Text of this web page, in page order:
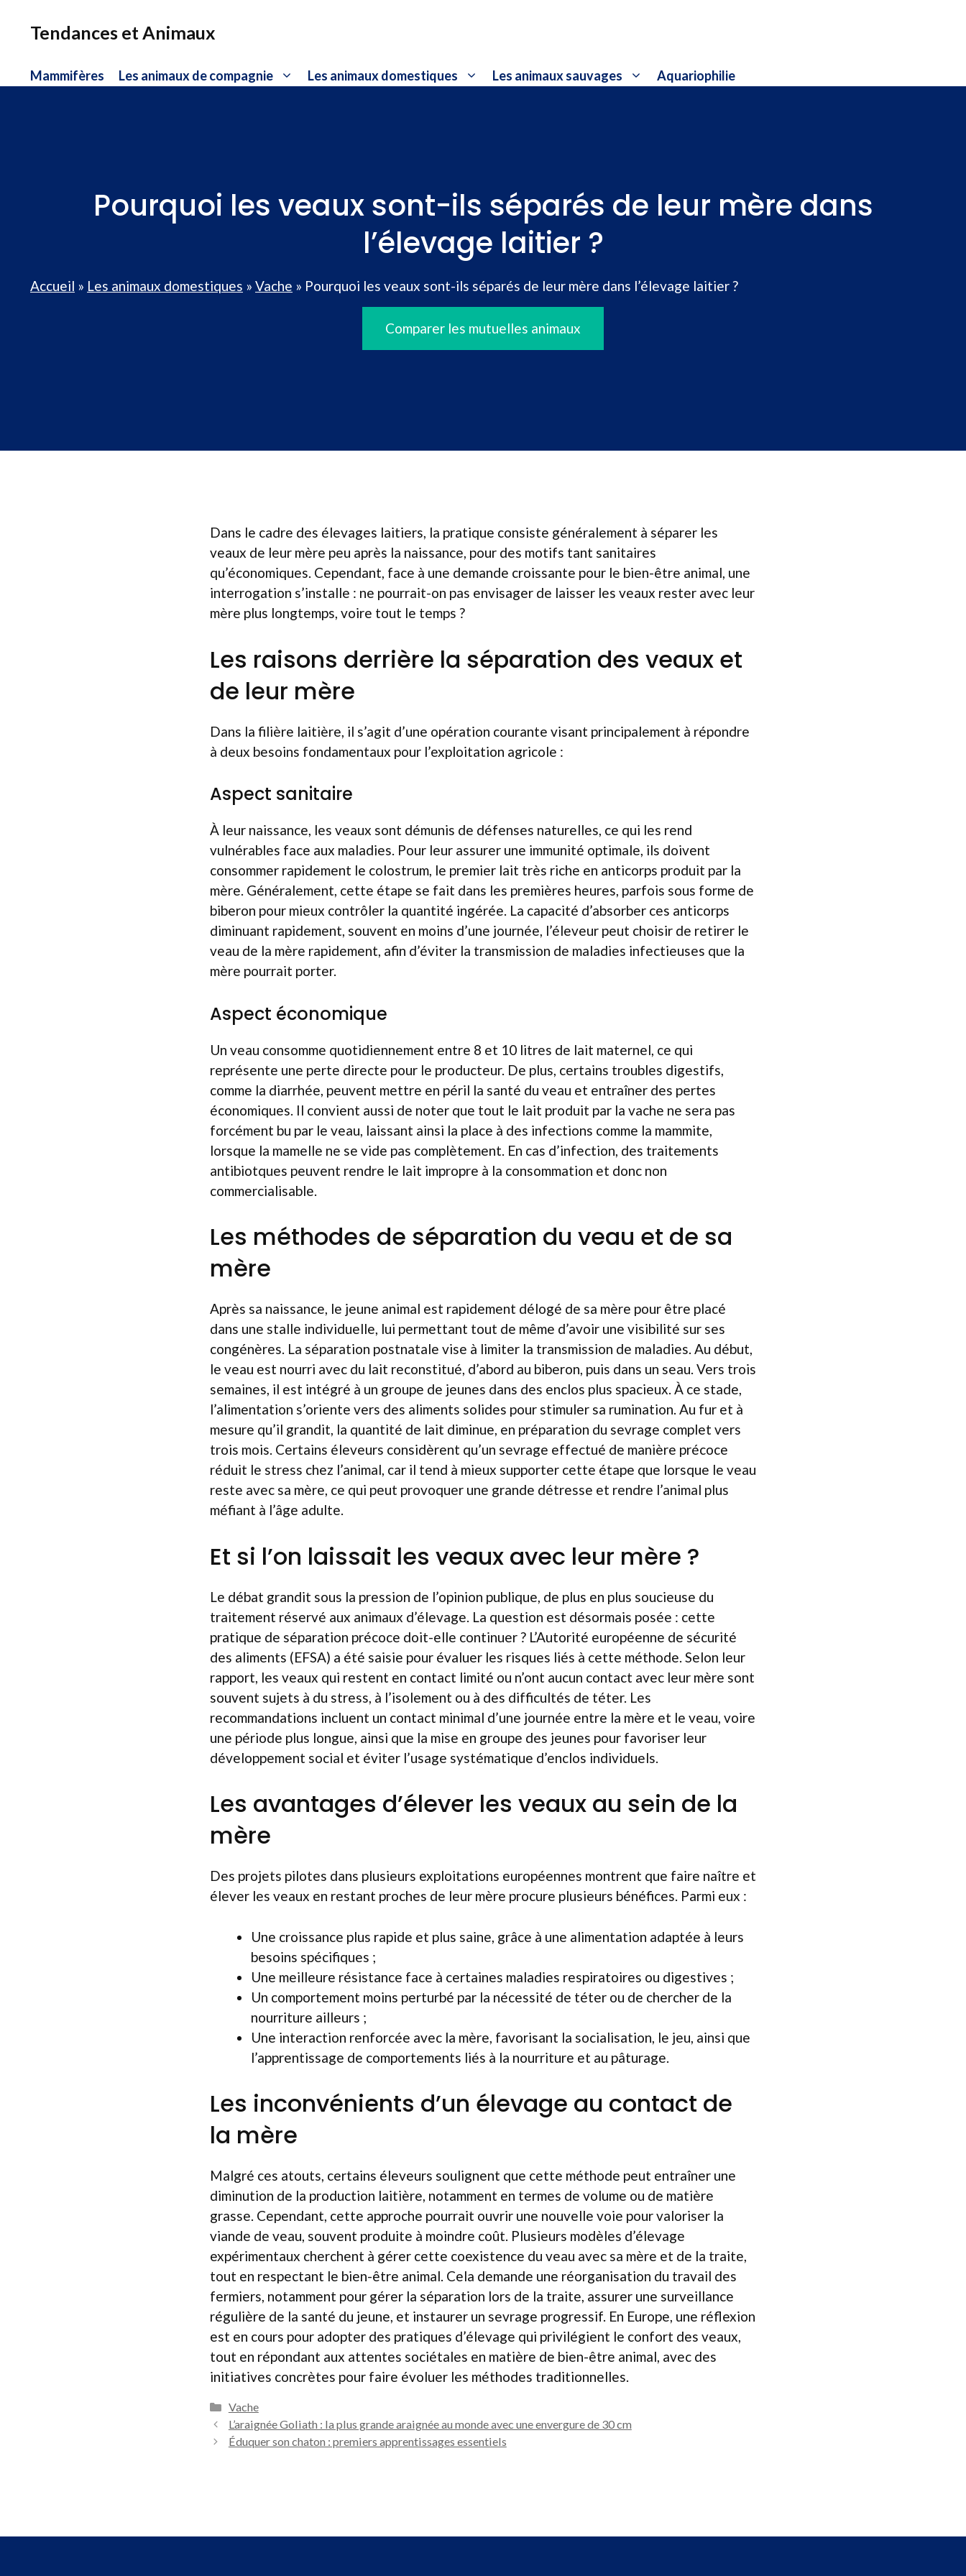
Tendances et Animaux
Mammifères Les animaux de compagnie Les animaux domestiques Les animaux sauvages Aquariophilie
Pourquoi les veaux sont-ils séparés de leur mère dans
l’élevage laitier ?
Accueil » Les animaux domestiques » Vache » Pourquoi les veaux sont-ils séparés de leur mère dans l’élevage laitier ?
Comparer les mutuelles animaux
Dans le cadre des élevages laitiers, la pratique consiste généralement à séparer les
veaux de leur mère peu après la naissance, pour des motifs tant sanitaires
qu’économiques. Cependant, face à une demande croissante pour le bien-être animal, une
interrogation s’installe : ne pourrait-on pas envisager de laisser les veaux rester avec leur
mère plus longtemps, voire tout le temps ?
Les raisons derrière la séparation des veaux et
de leur mère
Dans la filière laitière, il s’agit d’une opération courante visant principalement à répondre
à deux besoins fondamentaux pour l’exploitation agricole :
Aspect sanitaire
À leur naissance, les veaux sont démunis de défenses naturelles, ce qui les rend
vulnérables face aux maladies. Pour leur assurer une immunité optimale, ils doivent
consommer rapidement le colostrum, le premier lait très riche en anticorps produit par la
mère. Généralement, cette étape se fait dans les premières heures, parfois sous forme de
biberon pour mieux contrôler la quantité ingérée. La capacité d’absorber ces anticorps
diminuant rapidement, souvent en moins d’une journée, l’éleveur peut choisir de retirer le
veau de la mère rapidement, afin d’éviter la transmission de maladies infectieuses que la
mère pourrait porter.
Aspect économique
Un veau consomme quotidiennement entre 8 et 10 litres de lait maternel, ce qui
représente une perte directe pour le producteur. De plus, certains troubles digestifs,
comme la diarrhée, peuvent mettre en péril la santé du veau et entraîner des pertes
économiques. Il convient aussi de noter que tout le lait produit par la vache ne sera pas
forcément bu par le veau, laissant ainsi la place à des infections comme la mammite,
lorsque la mamelle ne se vide pas complètement. En cas d’infection, des traitements
antibiotques peuvent rendre le lait impropre à la consommation et donc non
commercialisable.
Les méthodes de séparation du veau et de sa
mère
Après sa naissance, le jeune animal est rapidement délogé de sa mère pour être placé
dans une stalle individuelle, lui permettant tout de même d’avoir une visibilité sur ses
congénères. La séparation postnatale vise à limiter la transmission de maladies. Au début,
le veau est nourri avec du lait reconstitué, d’abord au biberon, puis dans un seau. Vers trois
semaines, il est intégré à un groupe de jeunes dans des enclos plus spacieux. À ce stade,
l’alimentation s’oriente vers des aliments solides pour stimuler sa rumination. Au fur et à
mesure qu’il grandit, la quantité de lait diminue, en préparation du sevrage complet vers
trois mois. Certains éleveurs considèrent qu’un sevrage effectué de manière précoce
réduit le stress chez l’animal, car il tend à mieux supporter cette étape que lorsque le veau
reste avec sa mère, ce qui peut provoquer une grande détresse et rendre l’animal plus
méfiant à l’âge adulte.
Et si l’on laissait les veaux avec leur mère ?
Le débat grandit sous la pression de l’opinion publique, de plus en plus soucieuse du
traitement réservé aux animaux d’élevage. La question est désormais posée : cette
pratique de séparation précoce doit-elle continuer ? L’Autorité européenne de sécurité
des aliments (EFSA) a été saisie pour évaluer les risques liés à cette méthode. Selon leur
rapport, les veaux qui restent en contact limité ou n’ont aucun contact avec leur mère sont
souvent sujets à du stress, à l’isolement ou à des difficultés de téter. Les
recommandations incluent un contact minimal d’une journée entre la mère et le veau, voire
une période plus longue, ainsi que la mise en groupe des jeunes pour favoriser leur
développement social et éviter l’usage systématique d’enclos individuels.
Les avantages d’élever les veaux au sein de la
mère
Des projets pilotes dans plusieurs exploitations européennes montrent que faire naître et
élever les veaux en restant proches de leur mère procure plusieurs bénéfices. Parmi eux :
Une croissance plus rapide et plus saine, grâce à une alimentation adaptée à leurs
besoins spécifiques ;
Une meilleure résistance face à certaines maladies respiratoires ou digestives ;
Un comportement moins perturbé par la nécessité de téter ou de chercher de la
nourriture ailleurs ;
Une interaction renforcée avec la mère, favorisant la socialisation, le jeu, ainsi que
l’apprentissage de comportements liés à la nourriture et au pâturage.
Les inconvénients d’un élevage au contact de
la mère
Malgré ces atouts, certains éleveurs soulignent que cette méthode peut entraîner une
diminution de la production laitière, notamment en termes de volume ou de matière
grasse. Cependant, cette approche pourrait ouvrir une nouvelle voie pour valoriser la
viande de veau, souvent produite à moindre coût. Plusieurs modèles d’élevage
expérimentaux cherchent à gérer cette coexistence du veau avec sa mère et de la traite,
tout en respectant le bien-être animal. Cela demande une réorganisation du travail des
fermiers, notamment pour gérer la séparation lors de la traite, assurer une surveillance
régulière de la santé du jeune, et instaurer un sevrage progressif. En Europe, une réflexion
est en cours pour adopter des pratiques d’élevage qui privilégient le confort des veaux,
tout en répondant aux attentes sociétales en matière de bien-être animal, avec des
initiatives concrètes pour faire évoluer les méthodes traditionnelles.
Catégories
Vache
L’araignée Goliath : la plus grande araignée au monde avec une envergure de 30 cm
Éduquer son chaton : premiers apprentissages essentiels